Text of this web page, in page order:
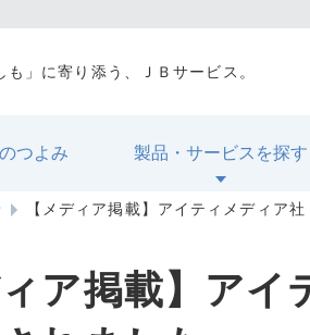
も」に寄り添う、ＪＢサービス。
つよみ 製品・サービスを探す
【メディア掲載】アイティメディア
ィア掲載】ア